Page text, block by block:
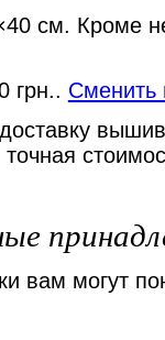
см. Кроме
грн.. Сменить
вам могут